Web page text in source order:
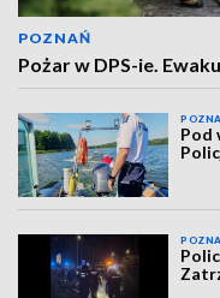
POZNAŃ
Pożar w DPS-ie.
Pod